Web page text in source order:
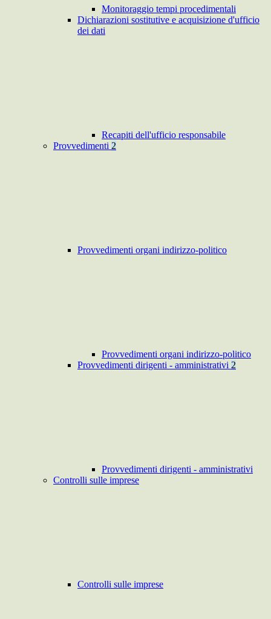
Monitoraggio tempi procedimentali
Dichiarazioni sostitutive e acquisizione d'ufficio
dei dati
Recapiti dell'ufficio responsabile
Provvedimenti 2
Provvedimenti organi indirizzo-politico
Provvedimenti organi indirizzo-politico
Provvedimenti dirigenti - amministrativi 2
Provvedimenti dirigenti - amministrativi
Controlli sulle imprese
Controlli sulle imprese